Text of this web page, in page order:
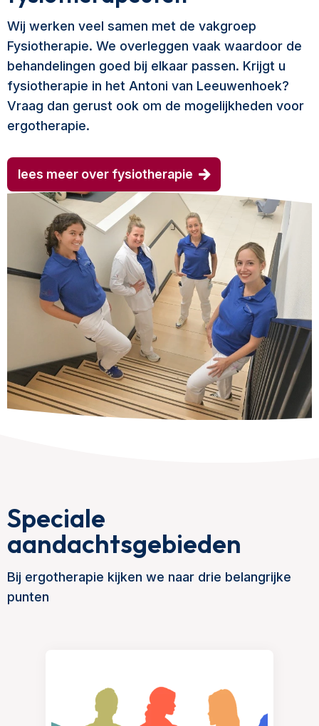
Wij werken veel samen met de vakgroep
Fysiotherapie. We overleggen vaak waardoor de
behandelingen goed bij elkaar passen. Krijgt u
fysiotherapie in het Antoni van Leeuwenhoek?
Vraag dan gerust ook om de mogelijkheden voor
ergotherapie.
lees meer over fysiotherapie
Speciale
aandachtsgebieden
Bij ergotherapie kijken we naar drie belangrijke
punten